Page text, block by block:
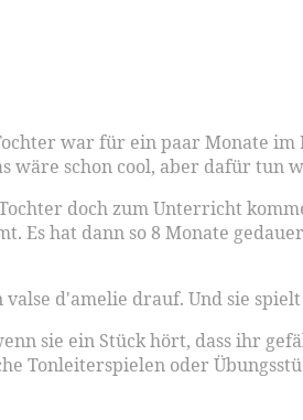
war für ein paar Monate
wäre schon cool, aber dafür
doch zum Unterricht
Es hat dann so 8 Monate
d'amelie drauf. Und sie
sie ein Stück hört, dass ihr
Tonleiterspielen oder